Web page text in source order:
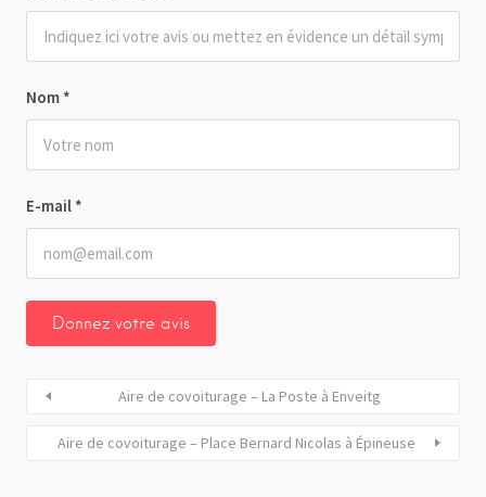
Nom *
E-mail *
Aire de covoiturage – La Poste à Enveitg
Aire de covoiturage – Place Bernard Nicolas à Épineuse